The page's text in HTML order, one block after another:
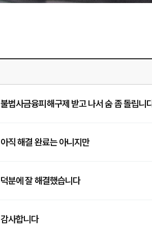
불법사금융피해구제 받고 나서 숨 좀 돌립니
아직 해결 완료는 아니지만
덕분에 잘 해결했습니다
감사합니다